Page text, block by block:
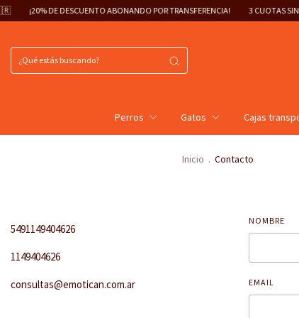
¡20% DE DESCUENTO ABONANDO POR TRANSFERENCIA! 3 CUOTAS SIN
Perros Gatos Cajas
Inicio . Contacto
5491149404626
1149404626
consultas@emotican.com.ar
NOMBRE
EMAIL